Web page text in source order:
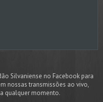
Silvaniense no Facebook para
nossas transmissões ao vivo,
qualquer momento.